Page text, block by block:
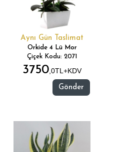
Aynı Gün Taslimat
Orkide 4 Lü Mor
Çiçek Kodu: 2071
3750,0TL+KDV
Gönder